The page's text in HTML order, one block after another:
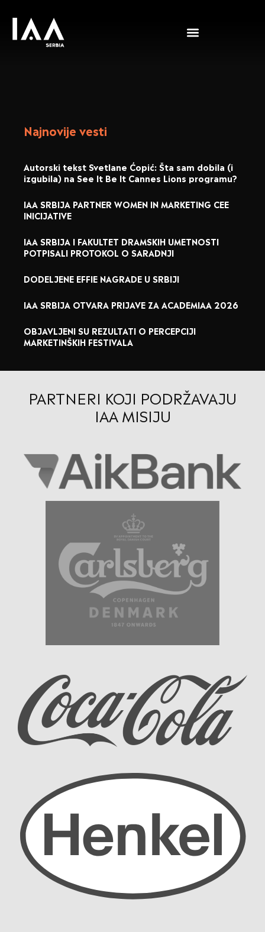
Najnovije vesti
Autorski tekst Svetlane Ćopić: Šta sam dobila (i
izgubila) na See It Be It Cannes Lions programu?
IAA SRBIJA PARTNER WOMEN IN MARKETING CEE
INICIJATIVE
IAA SRBIJA I FAKULTET DRAMSKIH UMETNOSTI
POTPISALI PROTOKOL O SARADNJI
DODELJENE EFFIE NAGRADE U SRBIJI
IAA SRBIJA OTVARA PRIJAVE ZA ACADEMIAA 2026
OBJAVLJENI SU REZULTATI O PERCEPCIJI
MARKETINŠKIH FESTIVALA
PARTNERI KOJI PODRŽAVAJU
IAA MISIJU